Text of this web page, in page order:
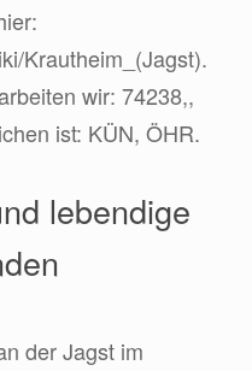
Krautheim_(Jagst).
wir: 74238,,
ist: KÜN, ÖHR.
lebendige
der Jagst im